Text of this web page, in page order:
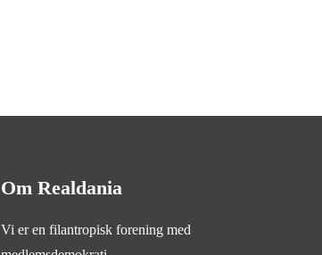
Om Realdania
Vi er en filantropisk forening med